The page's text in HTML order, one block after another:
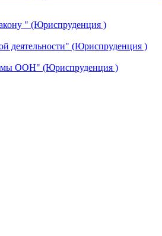
" (Юриспруденция )
деятельности" (Юриспруденция )
ООН" (Юриспруденция )